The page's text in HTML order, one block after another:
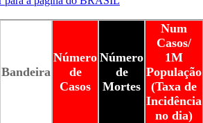
Bandeira
Número
de
Casos
Número
de
Mortes
Num
Casos/
1M
População
(Taxa de
Incidência
no dia)